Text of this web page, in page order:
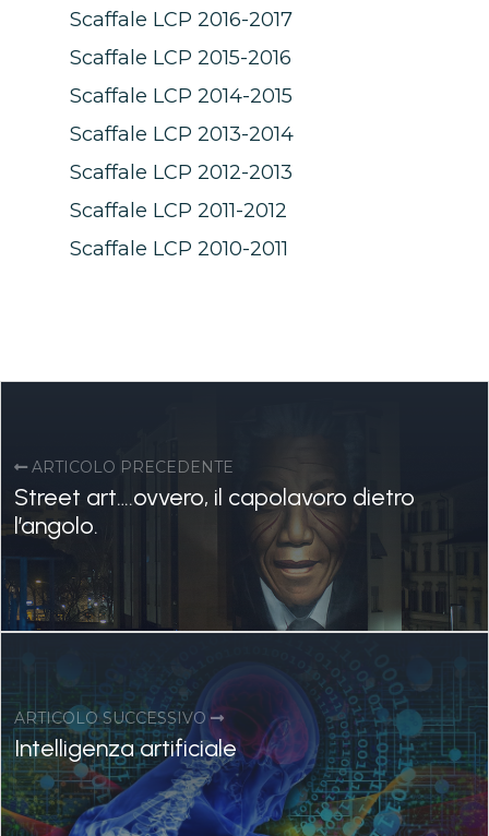
Scaffale LCP 2016-2017
Scaffale LCP 2015-2016
Scaffale LCP 2014-2015
Scaffale LCP 2013-2014
Scaffale LCP 2012-2013
Scaffale LCP 2011-2012
Scaffale LCP 2010-2011
ARTICOLO PRECEDENTE
Street art….ovvero, il capolavoro dietro
l’angolo.
ARTICOLO SUCCESSIVO
Intelligenza artificiale